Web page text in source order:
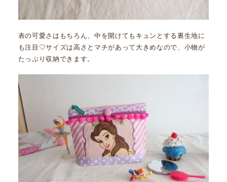
表の可愛さはもちろん、中を開けてもキュンとする裏生地に
も注目♡サイズは高さとマチがあって大きめなので、小物が
たっぷり収納できます。